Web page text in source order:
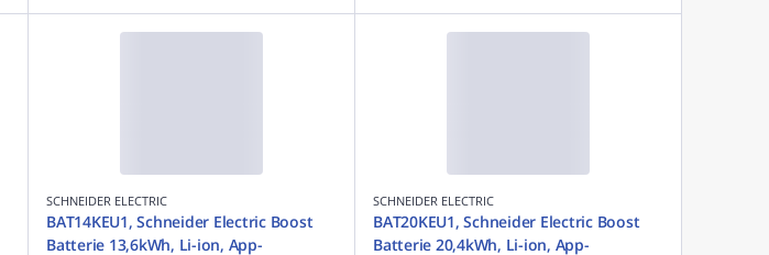
SCHNEIDER ELECTRIC
BAT14KEU1, Schneider Electric Boost
Batterie 13,6kWh, Li-ion, App-
SCHNEIDER ELECTRIC
BAT20KEU1, Schneider Electric Boost
Batterie 20,4kWh, Li-ion, App-